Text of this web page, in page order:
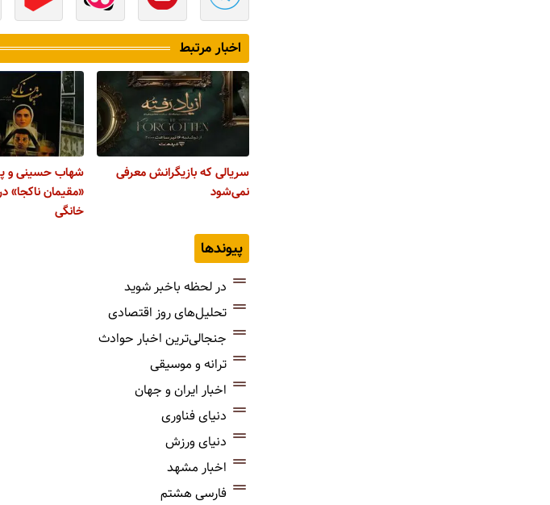
اخبار مرتبط
سریالی که بازیگرانش معرفی
نمی‌شود
شهاب حسینی و
«مقیمان ناکجا»
خانگی
پیوندها
در لحظه باخبر شوید
تحلیل‌های روز اقتصادی
جنجالی‌ترین اخبار حوادث
ترانه و موسیقی
اخبار ایران و جهان
دنیای فناوری
دنیای ورزش
اخبار مشهد
فارسی هشتم